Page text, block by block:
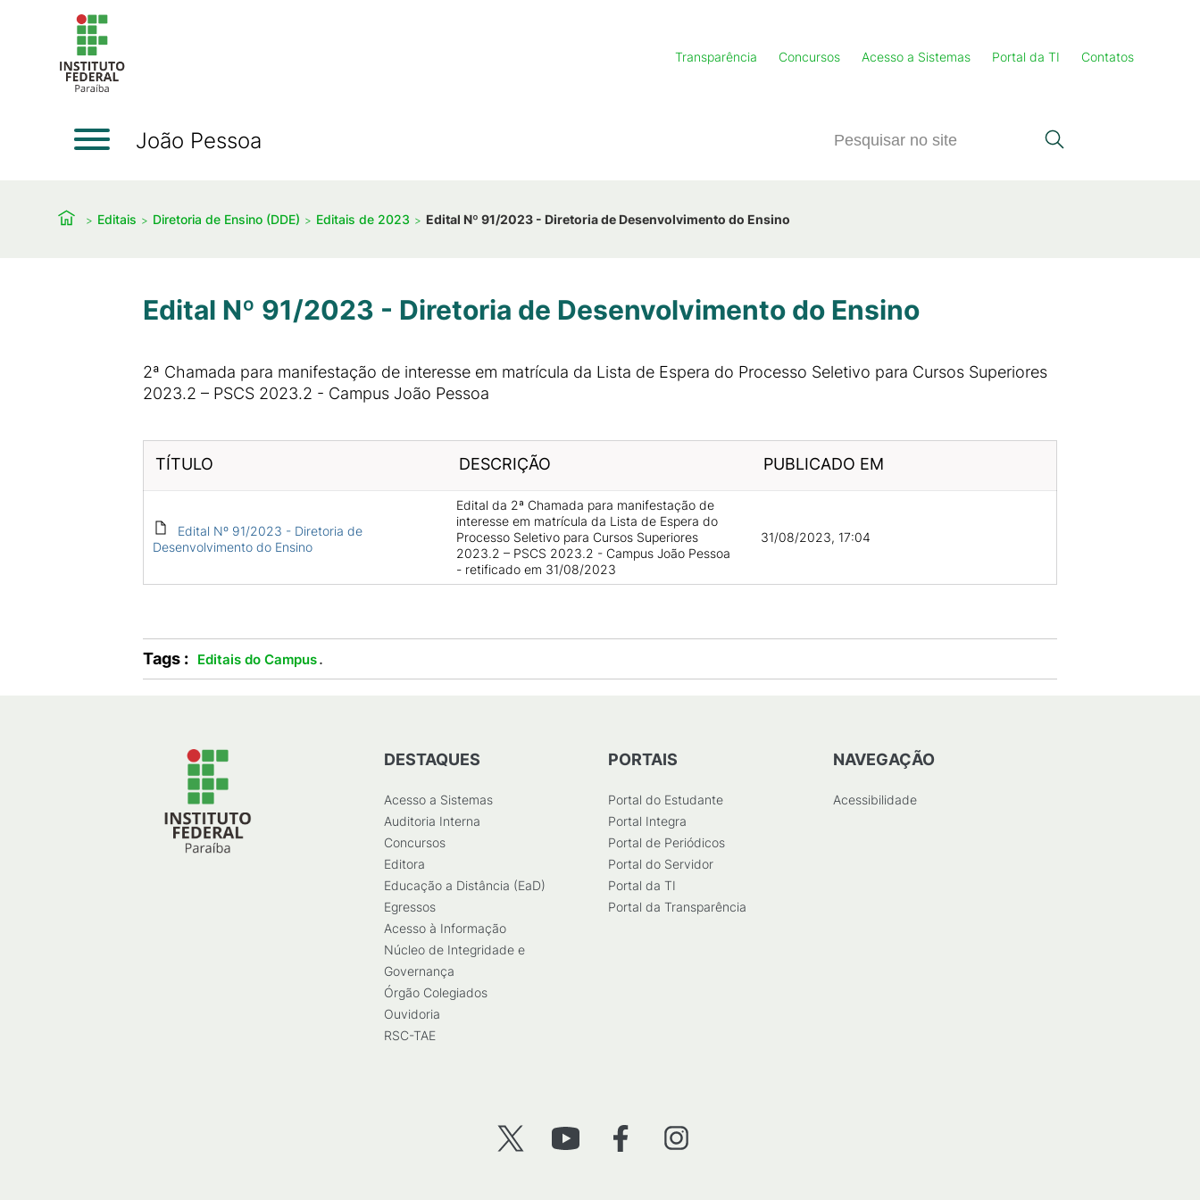
Transparência Concursos Acesso a Sistemas Portal da TI Contatos
João Pessoa
Editais Diretoria de Ensino (DDE) Editais de 2023 Edital Nº 91/2023 - Diretoria de Desenvolvimento do Ensino
Edital Nº 91/2023 - Diretoria de Desenvolvimento do Ensino
2ª Chamada para manifestação de interesse em matrícula da Lista de Espera do Processo Seletivo para Cursos Superiores
2023.2 – PSCS 2023.2 - Campus João Pessoa
TÍTULO DESCRIÇÃO PUBLICADO EM
Edital Nº 91/2023 - Diretoria de
Desenvolvimento do Ensino
Edital da 2ª Chamada para manifestação de
interesse em matrícula da Lista de Espera do
Processo Seletivo para Cursos Superiores
2023.2 – PSCS 2023.2 - Campus João Pessoa
- retificado em 31/08/2023
31/08/2023, 17:04
Tags : Editais do Campus.
DESTAQUES
Acesso a Sistemas
Auditoria Interna
Concursos
Editora
Educação a Distância (EaD)
Egressos
Acesso à Informação
Núcleo de Integridade e
Governança
Órgão Colegiados
Ouvidoria
RSC-TAE
PORTAIS
Portal do Estudante
Portal Integra
Portal de Periódicos
Portal do Servidor
Portal da TI
Portal da Transparência
NAVEGAÇÃO
Acessibilidade